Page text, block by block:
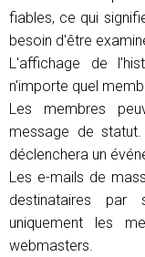
fiables, ce qui
besoin d'être
L'affichage de
n'importe quel
Les membres
message de
déclenchera un
Les e-mails de
destinataires
uniquement les
webmasters.